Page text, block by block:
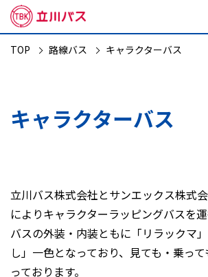
TOP 路線バス キャラクターバス
キャラクターバス
立川バス株式会社とサンエックス株式
によりキャラクターラッピングバスを運
バスの外装・内装ともに「リラックマ
し」一色となっており、見ても・乗っ
っております。